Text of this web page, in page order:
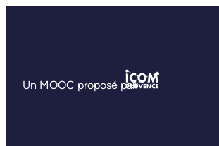
Un MOOC proposé par